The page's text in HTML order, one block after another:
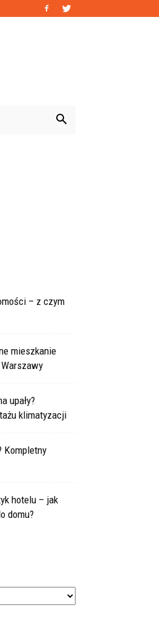
– z czym
mieszkanie
upały?
klimatyzacji
Kompletny
hotelu – jak
domu?